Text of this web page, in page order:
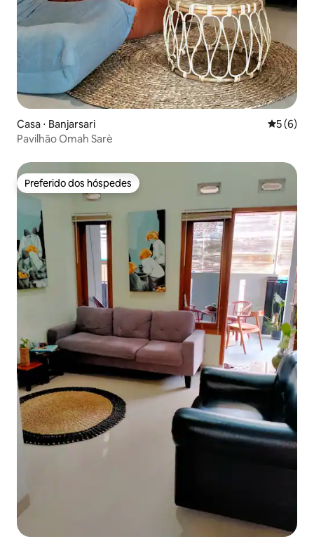
Casa ⋅ Banjarsari 5 de
5 (6)
Pavilhão Omah Sarè
Preferido dos hóspedes
Preferido dos hóspedes